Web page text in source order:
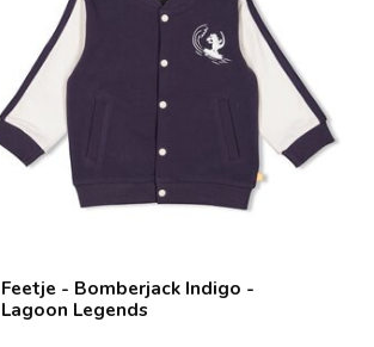
Feetje - Bomberjack Indigo -
Lagoon Legends